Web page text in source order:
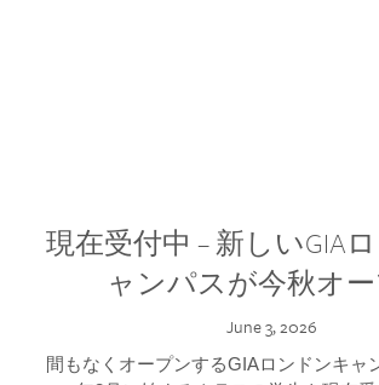
現在受付中 – 新しいGIA
ャンパスが今秋オ
June 3, 2026
間もなくオープンするGIAロンドンキャ